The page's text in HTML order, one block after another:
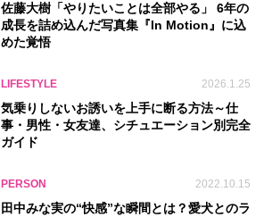
佐藤大樹「やりたいことは全部やる」 6年の
成長を詰め込んだ写真集『In Motion』に込
めた覚悟
LIFESTYLE 2026.1.25
気乗りしないお誘いを上手に断る方法～仕
事・男性・女友達、シチュエーション別完全
ガイド
PERSON 2022.10.15
田中みな実の“快感”な瞬間とは？愛犬とのラ